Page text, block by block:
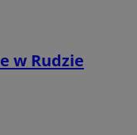
w Rudzie